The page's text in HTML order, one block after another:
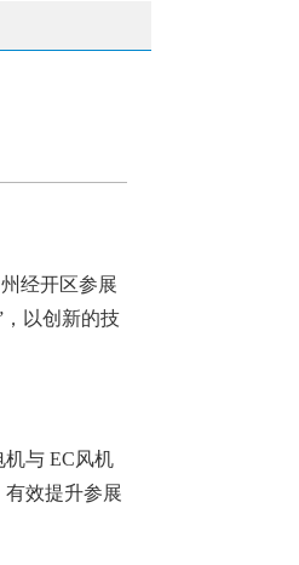
经开区参展
以创新的技
与 EC风机
效提升参展